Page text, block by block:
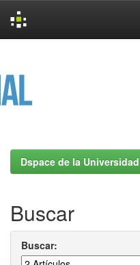
Dspace de la
Buscar
Buscar: